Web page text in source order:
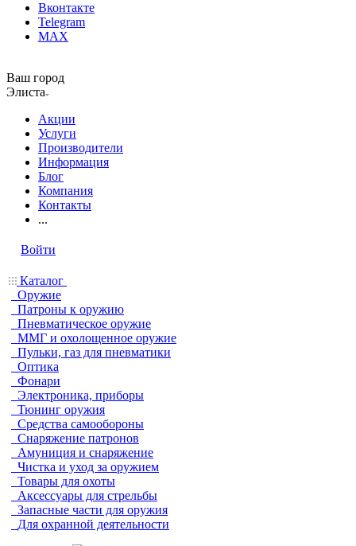
Вконтакте
Telegram
MAX
Ваш город
Элиста
Акции
Услуги
Производители
Информация
Блог
Компания
Контакты
...
Войти
Каталог
Оружие
Патроны к оружию
Пневматическое оружие
ММГ и охолощенное оружие
Пульки, газ для пневматики
Оптика
Фонари
Электроника, приборы
Тюнинг оружия
Средства самообороны
Снаряжение патронов
Амуниция и снаряжение
Чистка и уход за оружием
Товары для охоты
Аксессуары для стрельбы
Запасные части для оружия
Для охранной деятельности